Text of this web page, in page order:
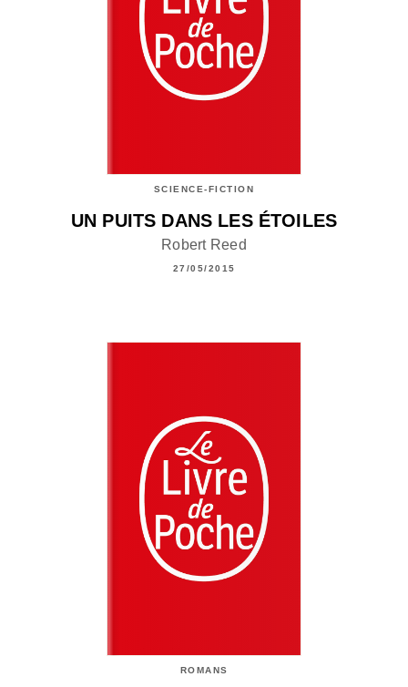
SCIENCE-FICTION
UN PUITS DANS LES ÉTOILES
Robert Reed
27/05/2015
ROMANS